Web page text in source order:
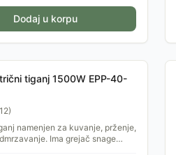
Dodaj u korpu
tiganj 1500W EPP-40-
12)
namenjen za kuvanje, prženje,
Ima grejač snage